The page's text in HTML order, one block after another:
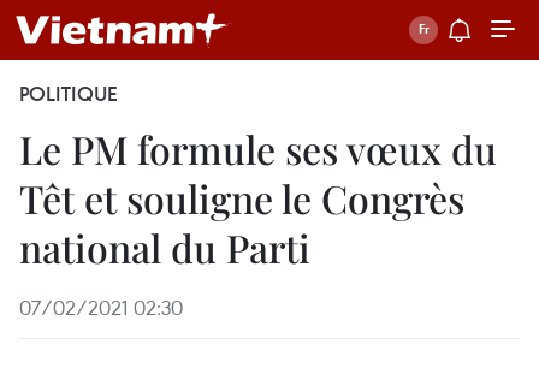
POLITIQUE
Le PM formule ses vœux du
Têt et souligne le Congrès
national du Parti
07/02/2021 02:30